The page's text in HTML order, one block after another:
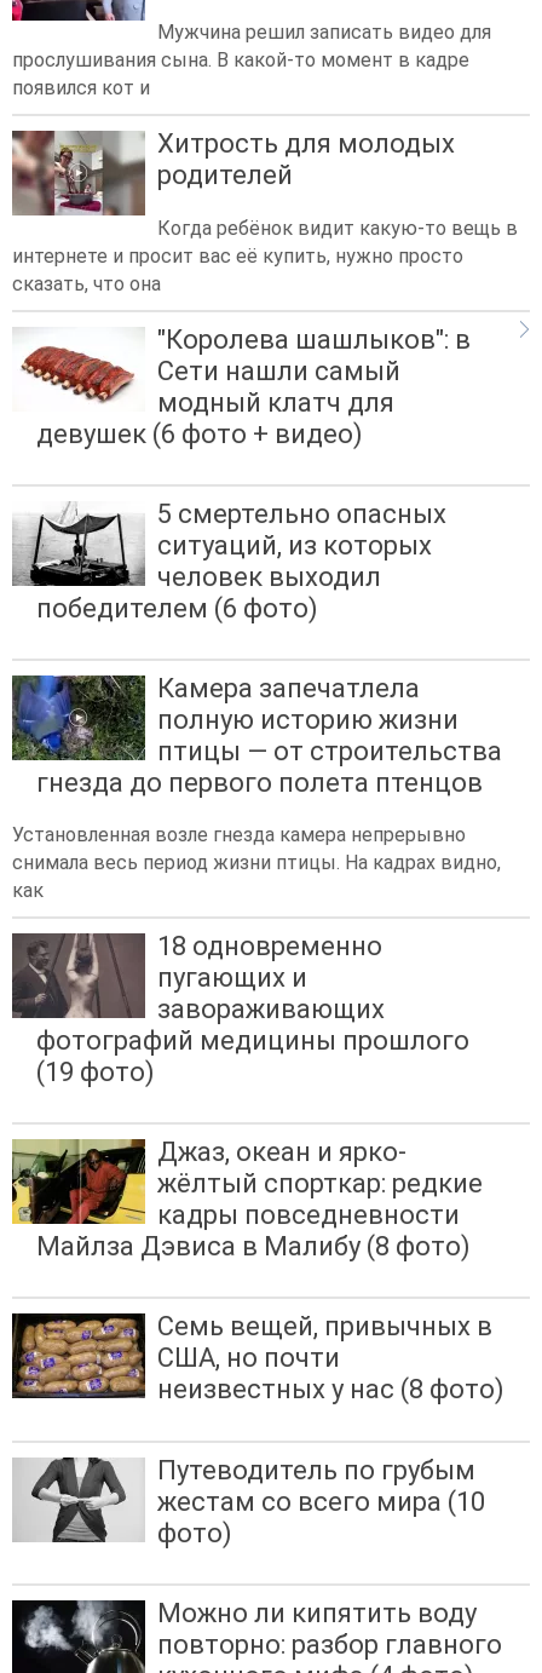
Мужчина решил записать видео для
прослушивания сына. В какой-то момент в кадре
появился кот и
Хитрость для молодых
родителей
Когда ребёнок видит какую-то вещь в
интернете и просит вас её купить, нужно просто
сказать, что она
"Королева шашлыков": в
Сети нашли самый
модный клатч для
девушек (6 фото + видео)
5 смертельно опасных
ситуаций, из которых
человек выходил
победителем (6 фото)
Камера запечатлела
полную историю жизни
птицы — от строительства
гнезда до первого полета птенцов
Установленная возле гнезда камера непрерывно
снимала весь период жизни птицы. На кадрах видно,
как
18 одновременно
пугающих и
завораживающих
фотографий медицины прошлого
(19 фото)
Джаз, океан и ярко-
жёлтый спорткар: редкие
кадры повседневности
Майлза Дэвиса в Малибу (8 фото)
Семь вещей, привычных в
США, но почти
неизвестных у нас (8 фото)
Путеводитель по грубым
жестам со всего мира (10
фото)
Можно ли кипятить воду
повторно: разбор главного